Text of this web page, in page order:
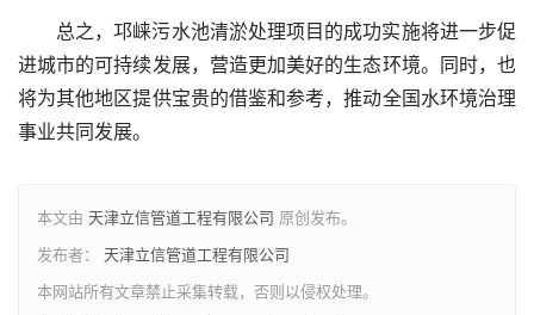
总之，邛崃污水池清淤处理项目的成功实施将进一步促
进城市的可持续发展，营造更加美好的生态环境。同时，也
将为其他地区提供宝贵的借鉴和参考，推动全国水环境治理
事业共同发展。
本文由 天津立信管道工程有限公司 原创发布。
发布者： 天津立信管道工程有限公司
本网站所有文章禁止采集转载，否则以侵权处理。